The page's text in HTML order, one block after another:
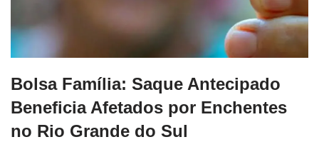
Bolsa Família: Saque Antecipado
Beneficia Afetados por Enchentes
no Rio Grande do Sul